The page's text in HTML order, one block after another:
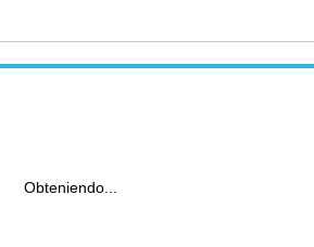
Obteniendo...